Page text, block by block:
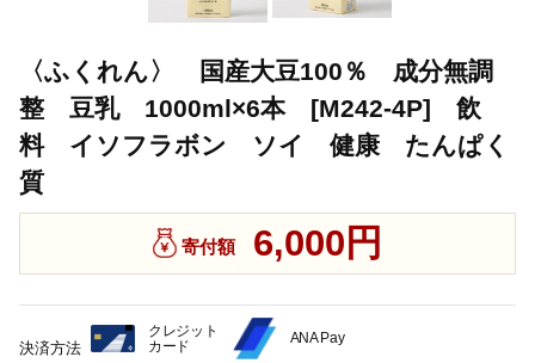
〈ふくれん〉 国産大豆100％ 成分無調
整 豆乳 1000ml×6本 [M242-4P] 飲
料 イソフラボン ソイ 健康 たんぱく
質
寄付額 6,000円
決済方法
クレジット
カード
ANA Pay